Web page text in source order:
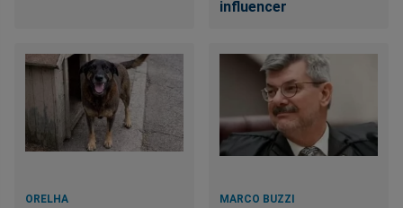
influencer
ORELHA MARCO BUZZI